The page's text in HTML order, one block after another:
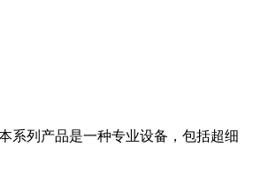
系列产品是一种专业设备，包括超细